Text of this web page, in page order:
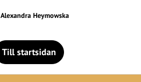
Alexandra Heymowska
Till startsidan